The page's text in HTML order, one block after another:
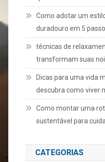
Como adotar um
duradouro em 5
técnicas de
transformam suas
Dicas para uma vida
descubra como viver
Como montar uma
sustentável para
CATEGORIAS